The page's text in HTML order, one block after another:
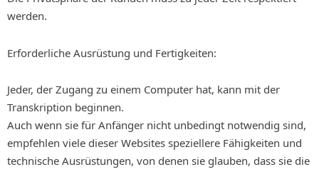
werden.
Erforderliche Ausrüstung und Fertigkeiten:
Jeder, der Zugang zu einem Computer hat, kann mit der
Transkription beginnen.
Auch wenn sie für Anfänger nicht unbedingt notwendig sind,
empfehlen viele dieser Websites speziellere Fähigkeiten und
technische Ausrüstungen, von denen sie glauben, dass sie die